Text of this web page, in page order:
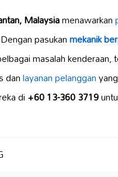
Malaysiamenawarkan
pasukanmekanik
masalah kenderaan,
danlayanan pelanggan
di+60 13-360 3719